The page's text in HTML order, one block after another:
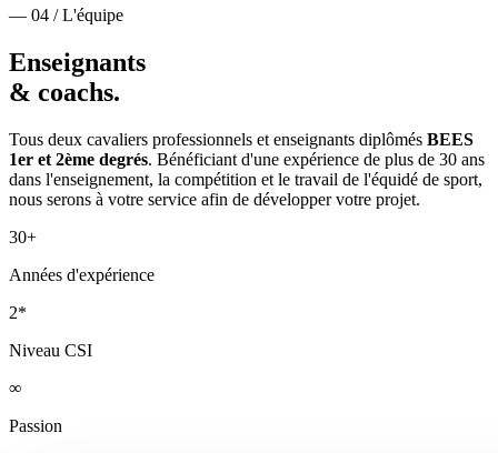
— 04 / L'équipe
Enseignants
& coachs.
Tous deux cavaliers professionnels et enseignants diplômés BEES
1er et 2ème degrés. Bénéficiant d'une expérience de plus de 30 ans
dans l'enseignement, la compétition et le travail de l'équidé de sport,
nous serons à votre service afin de développer votre projet.
30+
Années d'expérience
2*
Niveau CSI
∞
Passion